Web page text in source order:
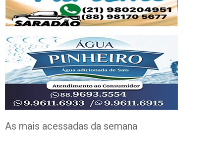
As mais acessadas da semana